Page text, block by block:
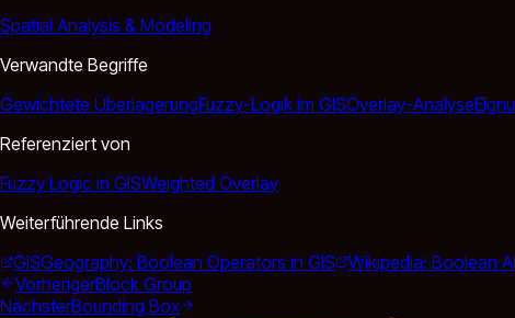
Spatial Analysis & Modeling
Verwandte Begriffe
Gewichtete ÜberlagerungFuzzy-Logik im GISOverlay-Analyse
Referenziert von
Fuzzy Logic in GISWeighted Overlay
Weiterführende Links
GISGeography: Boolean Operators in GIS
Wikipedia: Boolean
VorherigerBlock Group
NächsterBounding Box